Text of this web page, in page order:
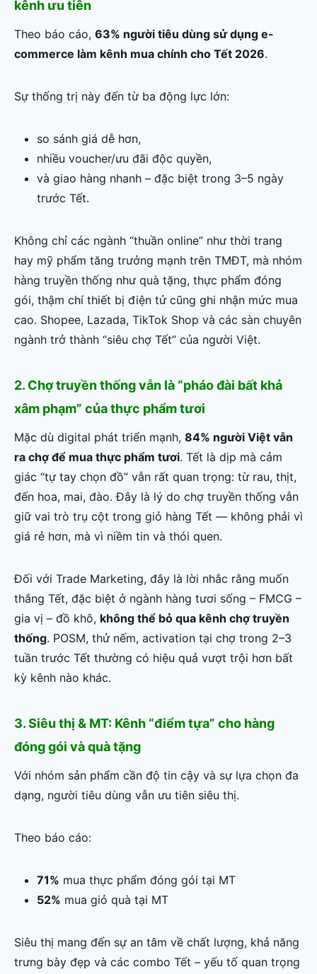
kênh ưu tiên
Theo báo cáo, 63% người tiêu dùng sử dụng e-
commerce làm kênh mua chính cho Tết 2026.
Sự thống trị này đến từ ba động lực lớn:
so sánh giá dễ hơn,
nhiều voucher/ưu đãi độc quyền,
và giao hàng nhanh – đặc biệt trong 3–5 ngày
trước Tết.
Không chỉ các ngành “thuần online” như thời trang
hay mỹ phẩm tăng trưởng mạnh trên TMĐT, mà nhóm
hàng truyền thống như quà tặng, thực phẩm đóng
gói, thậm chí thiết bị điện tử cũng ghi nhận mức mua
cao. Shopee, Lazada, TikTok Shop và các sàn chuyên
ngành trở thành “siêu chợ Tết” của người Việt.
2. Chợ truyền thống vẫn là “pháo đài bất khả
xâm phạm” của thực phẩm tươi
Mặc dù digital phát triển mạnh, 84% người Việt vẫn
ra chợ để mua thực phẩm tươi. Tết là dịp mà cảm
giác “tự tay chọn đồ” vẫn rất quan trọng: từ rau, thịt,
đến hoa, mai, đào. Đây là lý do chợ truyền thống vẫn
giữ vai trò trụ cột trong giỏ hàng Tết — không phải vì
giá rẻ hơn, mà vì niềm tin và thói quen.
Đối với Trade Marketing, đây là lời nhắc rằng muốn
thắng Tết, đặc biệt ở ngành hàng tươi sống – FMCG –
gia vị – đồ khô, không thể bỏ qua kênh chợ truyền
thống. POSM, thử nếm, activation tại chợ trong 2–3
tuần trước Tết thường có hiệu quả vượt trội hơn bất
kỳ kênh nào khác.
3. Siêu thị & MT: Kênh “điểm tựa” cho hàng
đóng gói và quà tặng
Với nhóm sản phẩm cần độ tin cậy và sự lựa chọn đa
dạng, người tiêu dùng vẫn ưu tiên siêu thị.
Theo báo cáo:
71% mua thực phẩm đóng gói tại MT
52% mua giỏ quà tại MT
Siêu thị mang đến sự an tâm về chất lượng, khả năng
trưng bày đẹp và các combo Tết – yếu tố quan trọng